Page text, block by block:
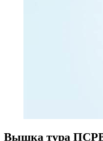
Вышка тура ПСРВ